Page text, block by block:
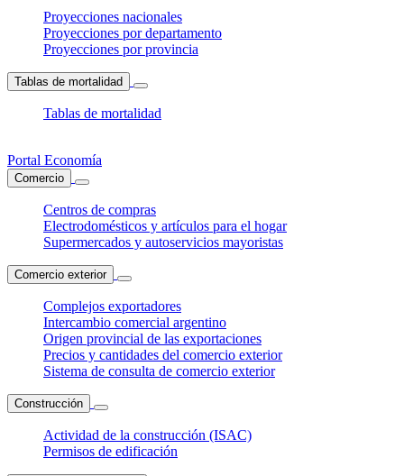
Proyecciones nacionales
Proyecciones por departamento
Proyecciones por provincia
Tablas de mortalidad
Tablas de mortalidad
Portal Economía
Comercio
Centros de compras
Electrodomésticos y artículos para el hogar
Supermercados y autoservicios mayoristas
Comercio exterior
Complejos exportadores
Intercambio comercial argentino
Origen provincial de las exportaciones
Precios y cantidades del comercio exterior
Sistema de consulta de comercio exterior
Construcción
Actividad de la construcción (ISAC)
Permisos de edificación